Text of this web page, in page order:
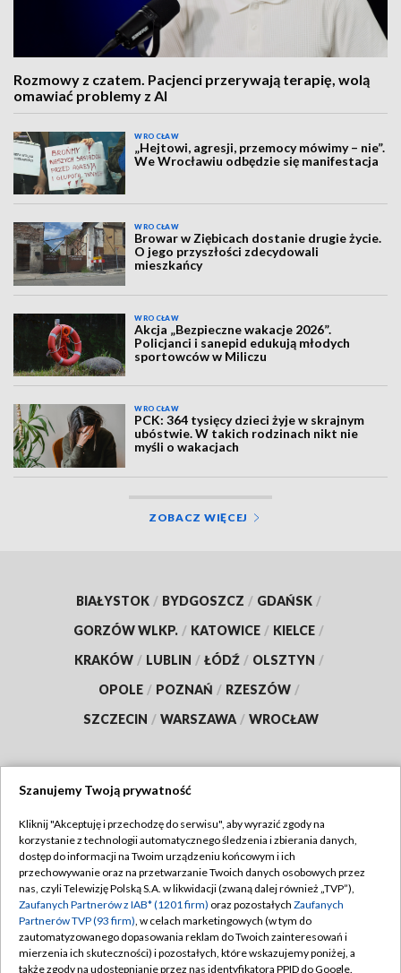
Rozmowy z czatem. Pacjenci przerywają terapię, wolą
omawiać problemy z AI
WROCŁAW
„Hejtowi, agresji, przemocy mówimy – nie”.
We Wrocławiu odbędzie się manifestacja
WROCŁAW
Browar w Ziębicach dostanie drugie życie.
O jego przyszłości zdecydowali
mieszkańcy
WROCŁAW
Akcja „Bezpieczne wakacje 2026”.
Policjanci i sanepid edukują młodych
sportowców w Miliczu
WROCŁAW
PCK: 364 tysięcy dzieci żyje w skrajnym
ubóstwie. W takich rodzinach nikt nie
myśli o wakacjach
ZOBACZ WIĘCEJ
BIAŁYSTOK / BYDGOSZCZ / GDAŃSK /
GORZÓW WLKP. / KATOWICE / KIELCE /
KRAKÓW / LUBLIN / ŁÓDŹ / OLSZTYN /
OPOLE / POZNAŃ / RZESZÓW /
SZCZECIN / WARSZAWA / WROCŁAW
TVP
Abonament TVP
Emisja w TVP
Centrum informacji TVP
Naziemna Telewizja Cyfrowa
Regulamin TVP
Polityka prywatności
Moje zgody
Pomoc
Szanujemy Twoją prywatność
Kliknij "Akceptuję i przechodzę do serwisu", aby wyrazić zgody na
korzystanie z technologii automatycznego śledzenia i zbierania danych,
dostęp do informacji na Twoim urządzeniu końcowym i ich
przechowywanie oraz na przetwarzanie Twoich danych osobowych przez
nas, czyli Telewizję Polską S.A. w likwidacji (zwaną dalej również „TVP”),
Zaufanych Partnerów z IAB* (1201 firm) oraz pozostałych Zaufanych
Partnerów TVP (93 firm), w celach marketingowych (w tym do
zautomatyzowanego dopasowania reklam do Twoich zainteresowań i
mierzenia ich skuteczności) i pozostałych, które wskazujemy poniżej, a
także zgody na udostępnianie przez nas identyfikatora PPID do Google.